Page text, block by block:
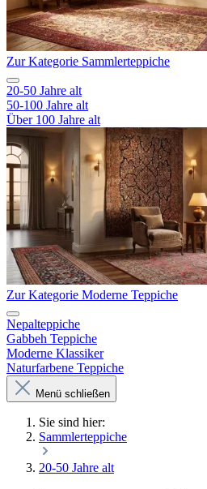
Zur Kategorie Sammlerteppiche
20-50 Jahre alt
50-100 Jahre alt
Über 100 Jahre alt
Zur Kategorie Moderne Teppiche
Nepalteppiche
Gabbeh Teppiche
Moderne Klassiker
Naturfarbene Teppiche
Menü schließen
Sie sind hier:
Sammlerteppiche
20-50 Jahre alt